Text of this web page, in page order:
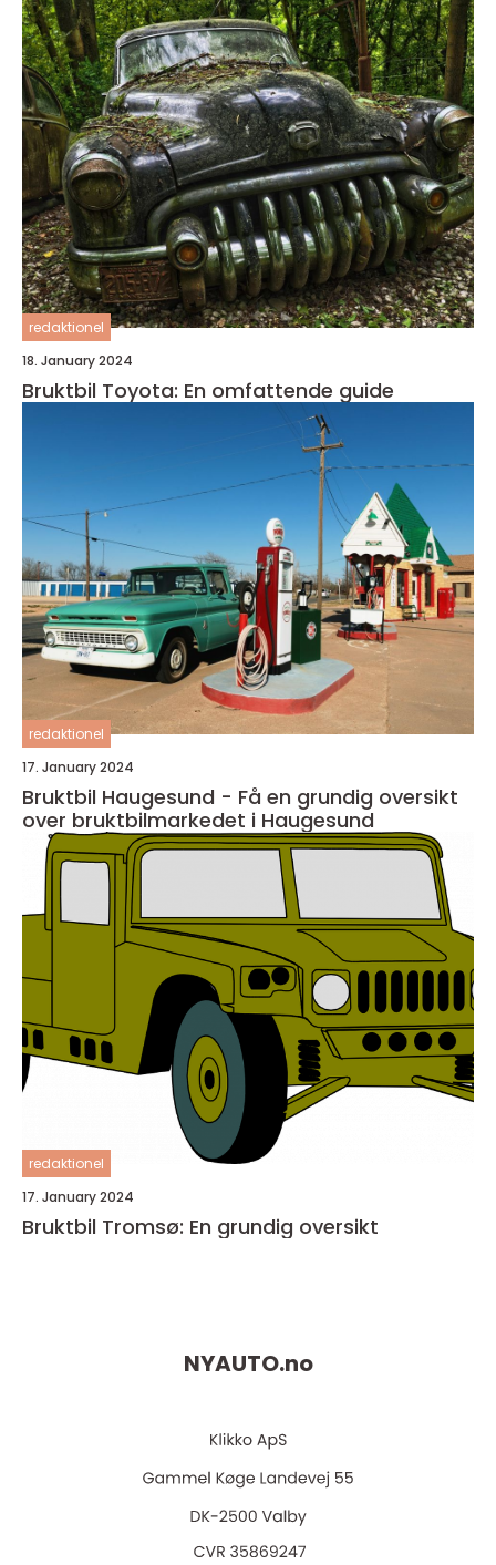
redaktionel
18. January 2024
Bruktbil Toyota: En omfattende guide
redaktionel
17. January 2024
Bruktbil Haugesund - Få en grundig oversikt
over bruktbilmarkedet i Haugesund
redaktionel
17. January 2024
Bruktbil Tromsø: En grundig oversikt
NYAUTO.no